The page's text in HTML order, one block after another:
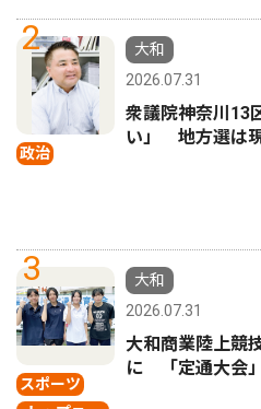
2
政治
大和
2026.07.31
衆議院神奈川
い」 地方選は
3
スポーツ
大和
2026.07.31
大和商業陸上競
に 「定通大会